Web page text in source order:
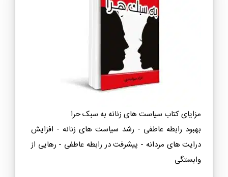
مزایای کتاب سیاست های زنانه به سبک حرا
بهبود رابطه عاطفی - رشد سیاست های زنانه - افزایش
درایت های مردانه - پیشرفت در رابطه عاطفی - رهایی از
وابستگی